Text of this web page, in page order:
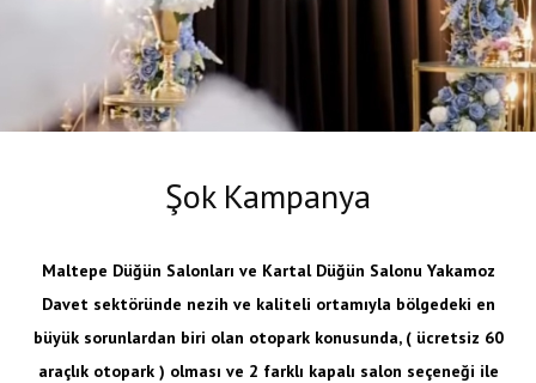
BLOG
İLETIŞIM
Şok Kampanya
Maltepe Düğün Salonları ve Kartal Düğün Salonu Yakamoz
Davet sektöründe nezih ve kaliteli ortamıyla bölgedeki en
büyük sorunlardan biri olan otopark konusunda, ( ücretsiz 60
araçlık otopark ) olması ve 2 farklı kapalı salon seçeneği ile